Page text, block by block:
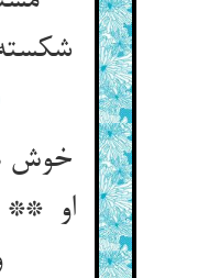
خوش
او **
و آن راز او